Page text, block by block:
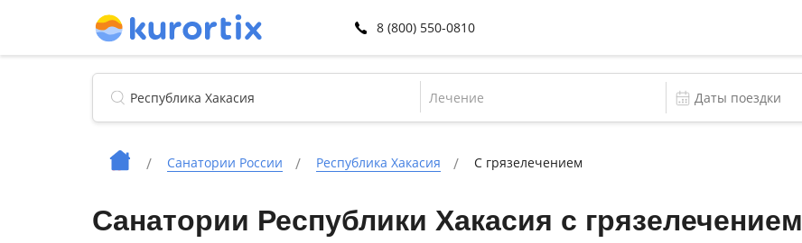
8 (800) 550-0810
Лечение
Санатории России Республика Хакасия С грязелечением
Санатории Республики Хакасия с грязелечением